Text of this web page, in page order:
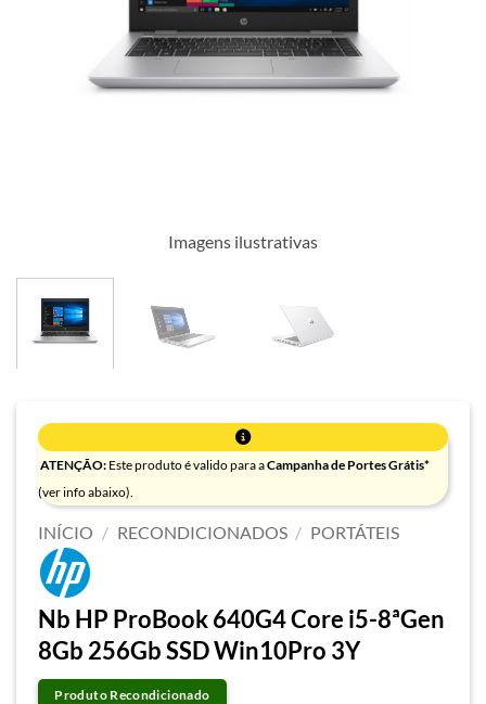
Imagens ilustrativas
ATENÇÃO: Este produto é valido para aCampanha de Portes Grátis*
(ver info abaixo).
INÍCIO / RECONDICIONADOS / PORTÁTEIS
Nb HP ProBook 640G4 Core i5-8ªGen
8Gb 256Gb SSD Win10Pro 3Y
Produto Recondicionado